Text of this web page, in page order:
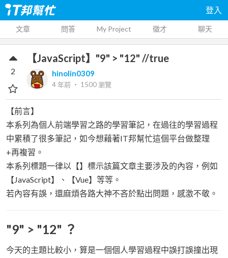
登入
文章 問答 My Project 徵才 聊天
【JavaScript】"9" > "12" //true
hinolin0309
4 年前 ‧ 1500瀏覽
2
【前言】
本系列為個人前端學習之路的學習筆記，在過往的學習過程
中累積了很多筆記，如今想藉著IT邦幫忙這個平台做整理
+再複習。
本系列標題一律以【】標示該篇文章主要涉及的內容，例如
【JavaScript】、【Vue】等等。
若內容有誤，還麻煩各路大神不吝於點出問題，感激不敬。
"9" > "12" ？
今天的主題比較小，算是一個個人學習過程中誤打誤撞出現